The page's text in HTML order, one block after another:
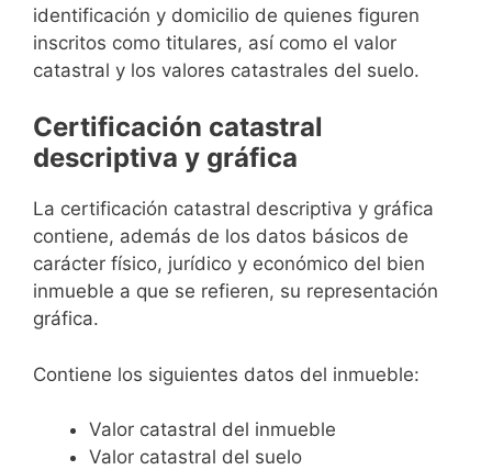
identificación y domicilio de quienes figuren
inscritos como titulares, así como el valor
catastral y los valores catastrales del suelo.
Certificación catastral
descriptiva y gráfica
La certificación catastral descriptiva y gráfica
contiene, además de los datos básicos de
carácter físico, jurídico y económico del bien
inmueble a que se refieren, su representación
gráfica.
Contiene los siguientes datos del inmueble:
Valor catastral del inmueble
Valor catastral del suelo